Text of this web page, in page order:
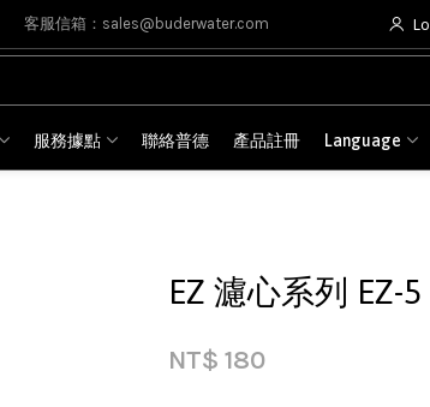
客服信箱：sales@buderwater.com
服務據點 聯絡普德 產品註冊 Language
EZ 濾心系列 EZ-
NT$ 180